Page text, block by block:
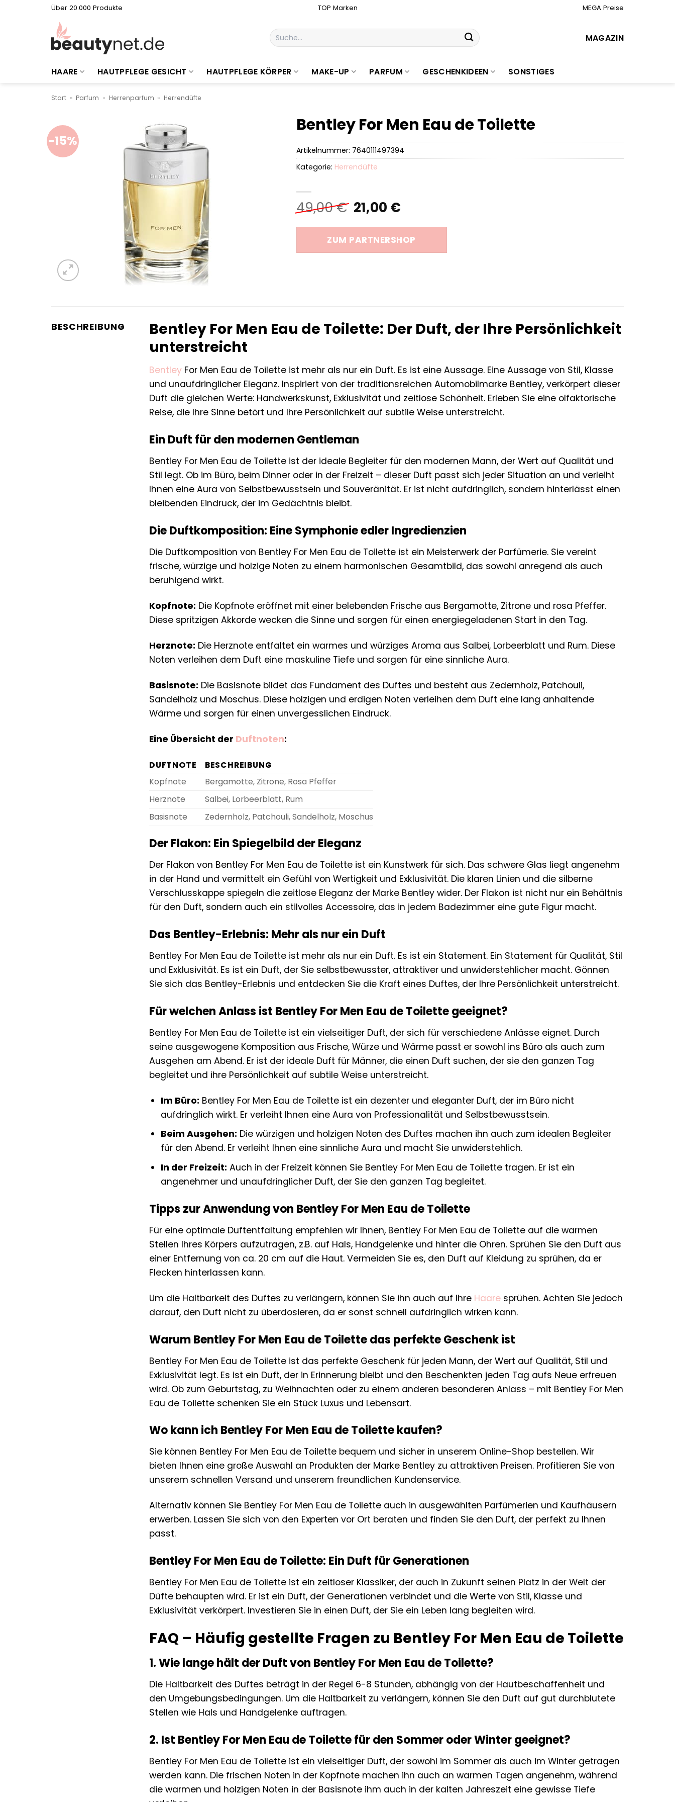
Über 20.000 Produkte TOP Marken MEGA Preise
Suchen
nach:
MAGAZIN
HAARE HAUTPFLEGE GESICHT HAUTPFLEGE KÖRPER MAKE-UP PARFUM GESCHENKIDEEN SONSTIGES
Start » Parfum » Herrenparfum » Herrendüfte
-15%
Bentley For Men Eau de Toilette
49,00€ Ursprünglicher
Preis
war:
49,00 €
21,00 €Aktueller
ist:
21,00 €.
ZUM PARTNERSHOP
Artikelnummer: 7640111497394
Kategorie: Herrendüfte
BESCHREIBUNG
Bentley For Men Eau de Toilette: Der Duft, der Ihre Persönlichkeit
unterstreicht
Bentley For Men Eau de Toilette ist mehr als nur ein Duft. Es ist eine Aussage. Eine Aussage von Stil, Klasse
und unaufdringlicher Eleganz. Inspiriert von der traditionsreichen Automobilmarke Bentley, verkörpert dieser
Duft die gleichen Werte: Handwerkskunst, Exklusivität und zeitlose Schönheit. Erleben Sie eine olfaktorische
Reise, die Ihre Sinne betört und Ihre Persönlichkeit auf subtile Weise unterstreicht.
Ein Duft für den modernen Gentleman
Bentley For Men Eau de Toilette ist der ideale Begleiter für den modernen Mann, der Wert auf Qualität und
Stil legt. Ob im Büro, beim Dinner oder in der Freizeit – dieser Duft passt sich jeder Situation an und verleiht
Ihnen eine Aura von Selbstbewusstsein und Souveränität. Er ist nicht aufdringlich, sondern hinterlässt einen
bleibenden Eindruck, der im Gedächtnis bleibt.
Die Duftkomposition: Eine Symphonie edler Ingredienzien
Die Duftkomposition von Bentley For Men Eau de Toilette ist ein Meisterwerk der Parfümerie. Sie vereint
frische, würzige und holzige Noten zu einem harmonischen Gesamtbild, das sowohl anregend als auch
beruhigend wirkt.
Kopfnote: Die Kopfnote eröffnet mit einer belebenden Frische aus Bergamotte, Zitrone und rosa Pfeffer.
Diese spritzigen Akkorde wecken die Sinne und sorgen für einen energiegeladenen Start in den Tag.
Herznote: Die Herznote entfaltet ein warmes und würziges Aroma aus Salbei, Lorbeerblatt und Rum. Diese
Noten verleihen dem Duft eine maskuline Tiefe und sorgen für eine sinnliche Aura.
Basisnote: Die Basisnote bildet das Fundament des Duftes und besteht aus Zedernholz, Patchouli,
Sandelholz und Moschus. Diese holzigen und erdigen Noten verleihen dem Duft eine lang anhaltende
Wärme und sorgen für einen unvergesslichen Eindruck.
Eine Übersicht der Duftnoten:
DUFTNOTE
BESCHREIBUNG
Kopfnote
Bergamotte, Zitrone, Rosa Pfeffer
Herznote
Salbei, Lorbeerblatt, Rum
Basisnote
Zedernholz, Patchouli, Sandelholz, Moschus
Der Flakon: Ein Spiegelbild der Eleganz
Der Flakon von Bentley For Men Eau de Toilette ist ein Kunstwerk für sich. Das schwere Glas liegt angenehm
in der Hand und vermittelt ein Gefühl von Wertigkeit und Exklusivität. Die klaren Linien und die silberne
Verschlusskappe spiegeln die zeitlose Eleganz der Marke Bentley wider. Der Flakon ist nicht nur ein Behältnis
für den Duft, sondern auch ein stilvolles Accessoire, das in jedem Badezimmer eine gute Figur macht.
Das Bentley-Erlebnis: Mehr als nur ein Duft
Bentley For Men Eau de Toilette ist mehr als nur ein Duft. Es ist ein Statement. Ein Statement für Qualität, Stil
und Exklusivität. Es ist ein Duft, der Sie selbstbewusster, attraktiver und unwiderstehlicher macht. Gönnen
Sie sich das Bentley-Erlebnis und entdecken Sie die Kraft eines Duftes, der Ihre Persönlichkeit unterstreicht.
Für welchen Anlass ist Bentley For Men Eau de Toilette geeignet?
Bentley For Men Eau de Toilette ist ein vielseitiger Duft, der sich für verschiedene Anlässe eignet. Durch
seine ausgewogene Komposition aus Frische, Würze und Wärme passt er sowohl ins Büro als auch zum
Ausgehen am Abend. Er ist der ideale Duft für Männer, die einen Duft suchen, der sie den ganzen Tag
begleitet und ihre Persönlichkeit auf subtile Weise unterstreicht.
Im Büro: Bentley For Men Eau de Toilette ist ein dezenter und eleganter Duft, der im Büro nicht
aufdringlich wirkt. Er verleiht Ihnen eine Aura von Professionalität und Selbstbewusstsein.
Beim Ausgehen: Die würzigen und holzigen Noten des Duftes machen ihn auch zum idealen Begleiter
für den Abend. Er verleiht Ihnen eine sinnliche Aura und macht Sie unwiderstehlich.
In der Freizeit: Auch in der Freizeit können Sie Bentley For Men Eau de Toilette tragen. Er ist ein
angenehmer und unaufdringlicher Duft, der Sie den ganzen Tag begleitet.
Tipps zur Anwendung von Bentley For Men Eau de Toilette
Für eine optimale Duftentfaltung empfehlen wir Ihnen, Bentley For Men Eau de Toilette auf die warmen
Stellen Ihres Körpers aufzutragen, z.B. auf Hals, Handgelenke und hinter die Ohren. Sprühen Sie den Duft aus
einer Entfernung von ca. 20 cm auf die Haut. Vermeiden Sie es, den Duft auf Kleidung zu sprühen, da er
Flecken hinterlassen kann.
Um die Haltbarkeit des Duftes zu verlängern, können Sie ihn auch auf Ihre Haare sprühen. Achten Sie jedoch
darauf, den Duft nicht zu überdosieren, da er sonst schnell aufdringlich wirken kann.
Warum Bentley For Men Eau de Toilette das perfekte Geschenk ist
Bentley For Men Eau de Toilette ist das perfekte Geschenk für jeden Mann, der Wert auf Qualität, Stil und
Exklusivität legt. Es ist ein Duft, der in Erinnerung bleibt und den Beschenkten jeden Tag aufs Neue erfreuen
wird. Ob zum Geburtstag, zu Weihnachten oder zu einem anderen besonderen Anlass – mit Bentley For Men
Eau de Toilette schenken Sie ein Stück Luxus und Lebensart.
Wo kann ich Bentley For Men Eau de Toilette kaufen?
Sie können Bentley For Men Eau de Toilette bequem und sicher in unserem Online-Shop bestellen. Wir
bieten Ihnen eine große Auswahl an Produkten der Marke Bentley zu attraktiven Preisen. Profitieren Sie von
unserem schnellen Versand und unserem freundlichen Kundenservice.
Alternativ können Sie Bentley For Men Eau de Toilette auch in ausgewählten Parfümerien und Kaufhäusern
erwerben. Lassen Sie sich von den Experten vor Ort beraten und finden Sie den Duft, der perfekt zu Ihnen
passt.
Bentley For Men Eau de Toilette: Ein Duft für Generationen
Bentley For Men Eau de Toilette ist ein zeitloser Klassiker, der auch in Zukunft seinen Platz in der Welt der
Düfte behaupten wird. Er ist ein Duft, der Generationen verbindet und die Werte von Stil, Klasse und
Exklusivität verkörpert. Investieren Sie in einen Duft, der Sie ein Leben lang begleiten wird.
FAQ – Häufig gestellte Fragen zu Bentley For Men Eau de Toilette
1. Wie lange hält der Duft von Bentley For Men Eau de Toilette?
Die Haltbarkeit des Duftes beträgt in der Regel 6-8 Stunden, abhängig von der Hautbeschaffenheit und
den Umgebungsbedingungen. Um die Haltbarkeit zu verlängern, können Sie den Duft auf gut durchblutete
Stellen wie Hals und Handgelenke auftragen.
2. Ist Bentley For Men Eau de Toilette für den Sommer oder Winter geeignet?
Bentley For Men Eau de Toilette ist ein vielseitiger Duft, der sowohl im Sommer als auch im Winter getragen
werden kann. Die frischen Noten in der Kopfnote machen ihn auch an warmen Tagen angenehm, während
die warmen und holzigen Noten in der Basisnote ihm auch in der kalten Jahreszeit eine gewisse Tiefe